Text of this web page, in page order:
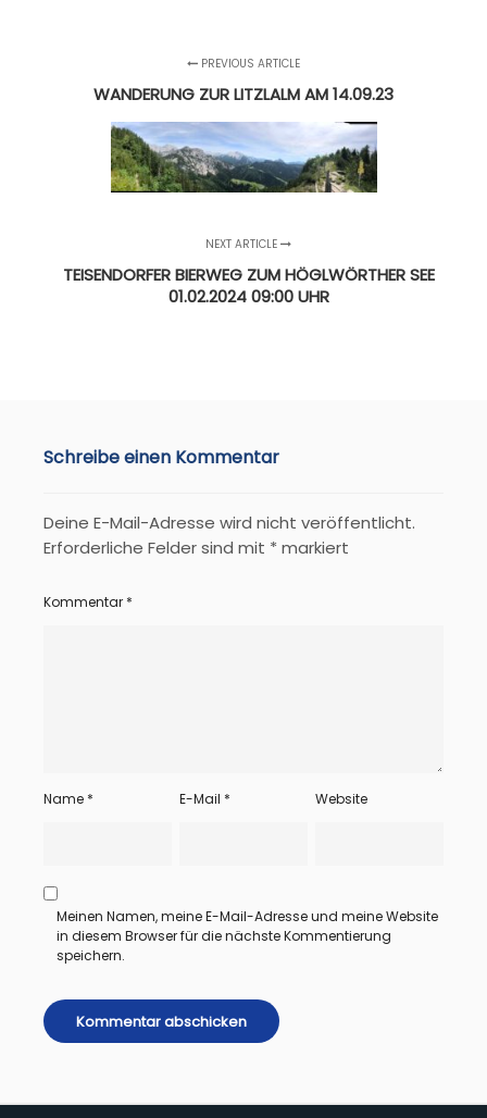
PREVIOUS ARTICLE
WANDERUNG ZUR LITZLALM AM 14.09.23
NEXT ARTICLE
TEISENDORFER BIERWEG ZUM HÖGLWÖRTHER SEE
01.02.2024 09:00 UHR
Schreibe einen Kommentar
Deine E-Mail-Adresse wird nicht veröffentlicht.
Erforderliche Felder sind mit * markiert
Kommentar *
Name * E-Mail * Website
Meinen Namen, meine E-Mail-Adresse und meine Website
in diesem Browser für die nächste Kommentierung
speichern.